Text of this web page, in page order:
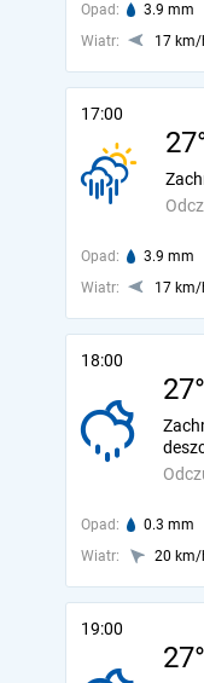
Opad: 3.9 mm
Wiatr:
17 km/
17:00
Opad: 3.9 mm
Wiatr:
17 km/
18:00
Opad: 0.3 mm
Wiatr:
20 km/
19:00